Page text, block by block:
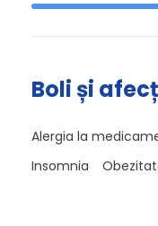
Boli și
Alergia la
Insomnia